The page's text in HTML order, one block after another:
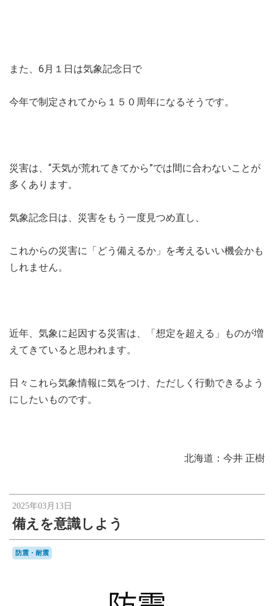
また、6月１日は気象記念日で
今年で制定されてから１５０周年になるそうです。
災害は、“天気が荒れてきてから”では間に合わないことが
多くあります。
気象記念日は、災害をもう一度見つめ直し、
これからの災害に「どう備えるか」を考えるいい機会かも
しれません。
近年、気象に起因する災害は、「想定を超える」ものが増
えてきていると思われます。
日々これら気象情報に気をつけ、ただしく行動できるよう
にしたいものです。
北海道：今井 正樹
2025年03月13日
備えを意識しよう
防震・耐震